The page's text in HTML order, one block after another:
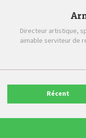
Directeur artistique,
aimable serviteur de
Récent